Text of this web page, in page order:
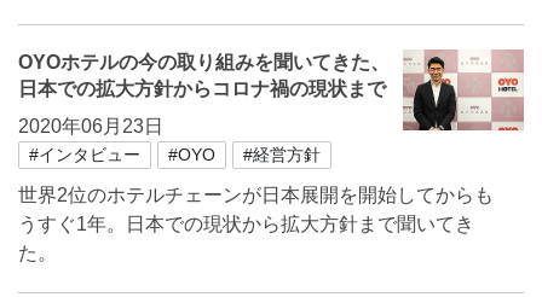
OYOホテルの今の取り組みを聞いてきた、
日本での拡大方針からコロナ禍の現状まで
2020年06月23日
#インタビュー #OYO #経営方針
世界2位のホテルチェーンが日本展開を開始してからも
うすぐ1年。日本での現状から拡大方針まで聞いてき
た。